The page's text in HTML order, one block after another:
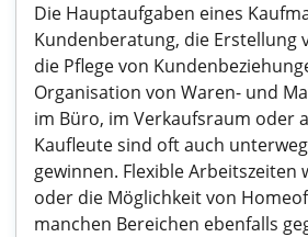
Die Hauptaufgaben eines
Kundenberatung, die Erstellung
die Pflege von
Organisation von Waren- und
im Büro, im Verkaufsraum oder
Kaufleute sind oft auch
gewinnen. Flexible Arbeitszeiten
oder die Möglichkeit von
manchen Bereichen ebenfalls